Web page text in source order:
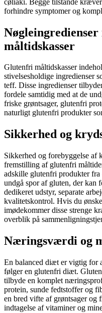
forhindre symptomer og
måltidskasser
Glutenfri måltidskasser
stivelsesholdige ingredienser
teff. Disse ingredienser
fordele samtidig med at de
friske grøntsager, glutenfri
naturligt glutenfri produkter
Sikkerhed og
Sikkerhed og forebyggelse af
fremstilling af glutenfri
adskille glutenfri produkter
undgå spor af gluten, der kan
dedikeret udstyr, separate
kvalitetskontrol. Hvis du
imødekommer disse strenge
overblik på
Næringsværdi og
En balanced diæt er vigtig for
følger en glutenfri diæt.
tilbyde en komplet
protein, sunde fedtstoffer og
en bred vifte af grøntsager
indtagelse af vitaminer og